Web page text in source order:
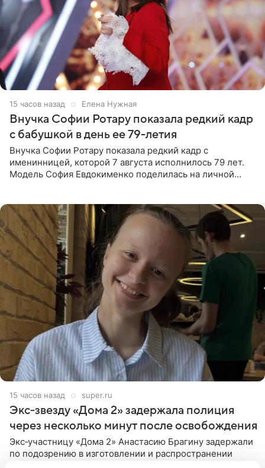
15 часов назад Елена Нужная
Внучка Софии Ротару показала редкий кадр
с бабушкой в день ее 79-летия
Внучка Софии Ротару показала редкий кадр с
именинницей, которой 7 августа исполнилось 79 лет.
Модель София Евдокименко поделилась на личной
15 часов назад super.ru
Экс‑звезду «Дома 2» задержала полиция
через несколько минут после освобождения
Экс‑участницу «Дома 2» Анастасию Брагину задержали
по подозрению в изготовлении и распространении